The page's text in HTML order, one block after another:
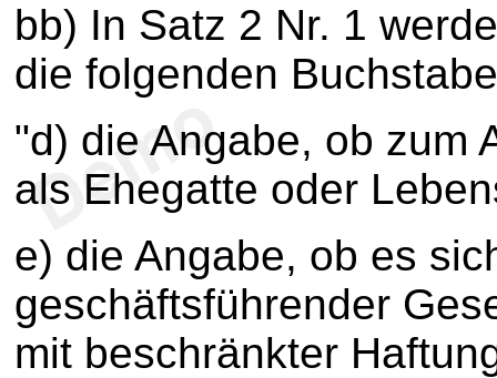
bb) In Satz 2 Nr. 1
die folgenden
"d) die Angabe, ob zum
als Ehegatte oder
e) die Angabe, ob es
geschäftsführender
mit beschränkter